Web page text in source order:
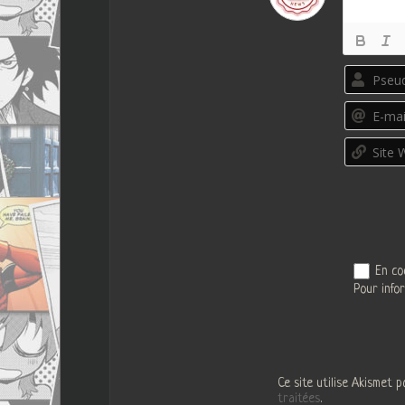
En
Pour
Ce site utilise Akismet
traitées.